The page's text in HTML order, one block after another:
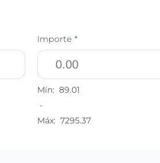
Importe *
Mín: 89.01
-
Máx: 7295.37